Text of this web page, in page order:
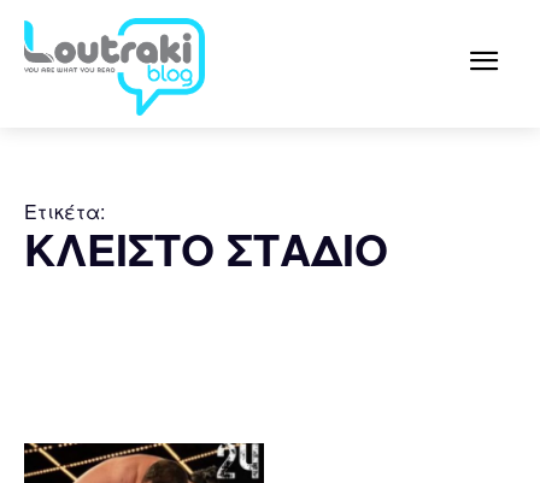
Ετικέτα:
ΚΛΕΙΣΤΟ ΣΤΑΔΙΟ